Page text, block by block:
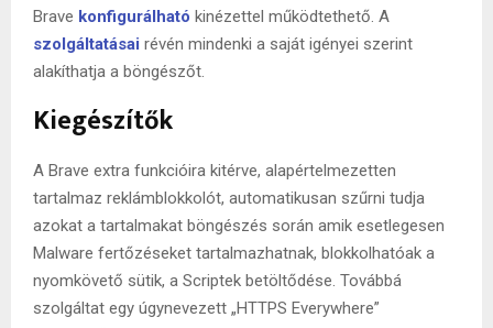
Brave konfigurálható kinézettel működtethető. A
szolgáltatásai révén mindenki a saját igényei szerint
alakíthatja a böngészőt.
Kiegészítők
A Brave extra funkcióira kitérve, alapértelmezetten
tartalmaz reklámblokkolót, automatikusan szűrni tudja
azokat a tartalmakat böngészés során amik esetlegesen
Malware fertőzéseket tartalmazhatnak, blokkolhatóak a
nyomkövető sütik, a Scriptek betöltődése. Továbbá
szolgáltat egy úgynevezett „HTTPS Everywhere”